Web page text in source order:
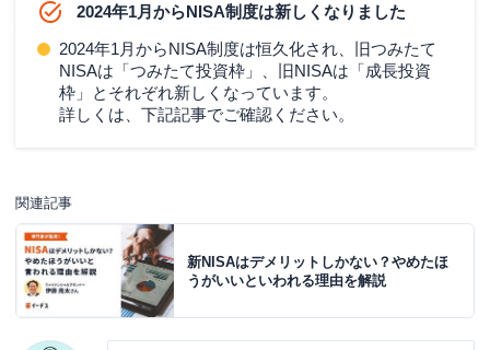
2024年1月からNISA制度は新しくなりました
2024年1月からNISA制度は恒久化され、旧つみたて
NISAは「つみたて投資枠」、旧NISAは「成長投資
枠」とそれぞれ新しくなっています。
詳しくは、下記記事でご確認ください。
関連記事
新NISAはデメリットしかない？やめたほ
うがいいといわれる理由を解説